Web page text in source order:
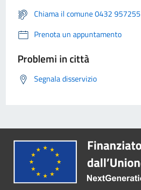
Chiama il comune 0432 957255
Prenota un appuntamento
Problemi in città
Segnala disservizio